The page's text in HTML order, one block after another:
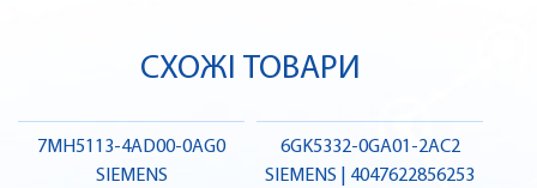
СХОЖІ ТОВАРИ
7MH5113-4AD00-0AG0
SIEMENS
6GK5332-0GA01-2AC2
SIEMENS | 4047622856253